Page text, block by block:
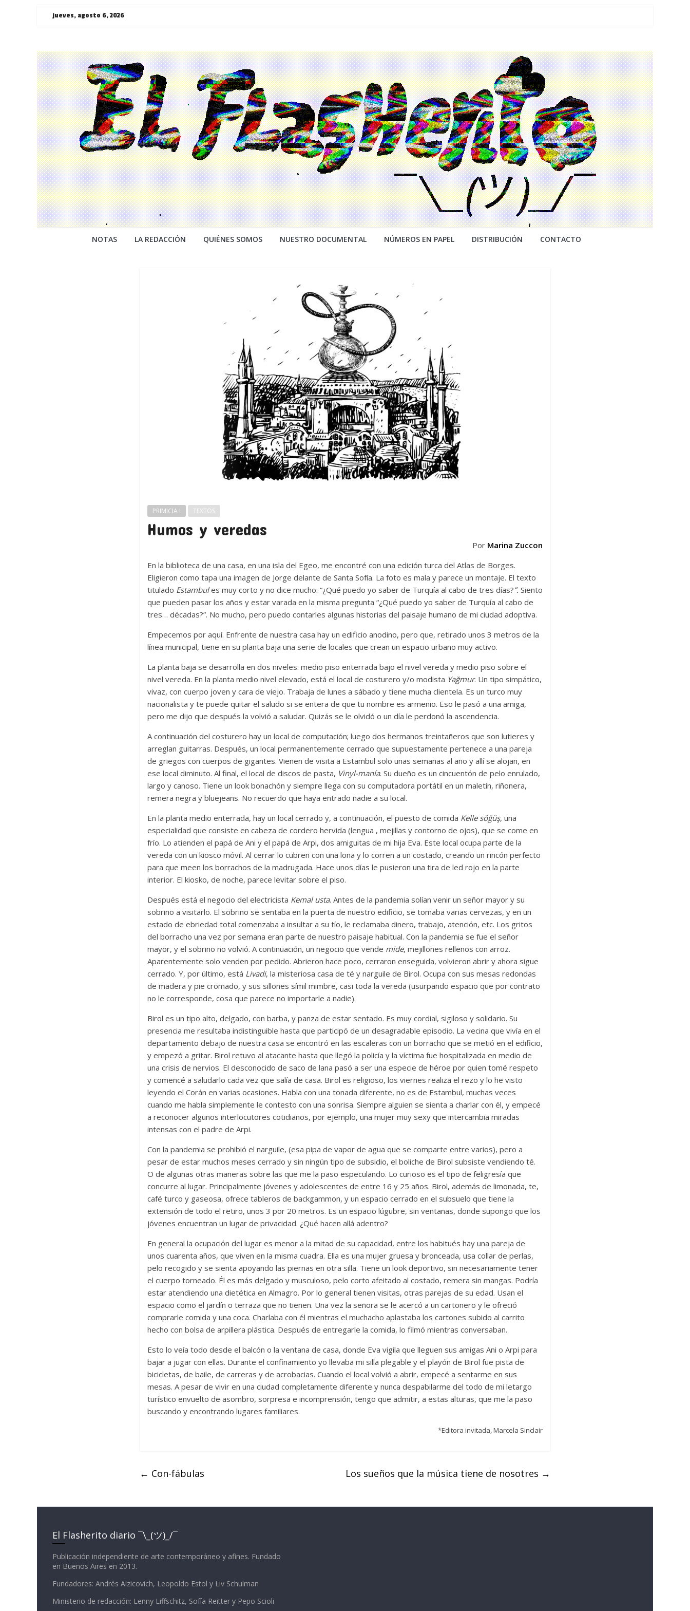
Saltarjueves, agosto 6, 2026
¯\_(ツ)_/
¯
NOTAS LA REDACCIÓN QUIÉNES SOMOS NUESTRO DOCUMENTAL NÚMEROS EN PAPEL DISTRIBUCIÓN CONTACTO
PRIMICIA ! TEXTOS
Humos y veredas
Por Marina Zuccon
En la biblioteca de una casa, en una isla del Egeo, me encontré con una edición turca del Atlas de Borges.
Eligieron como tapa una imagen de Jorge delante de Santa Sofía. La foto es mala y parece un montaje. El texto
titulado Estambules muy corto y no dice mucho: “¿Qué puedo yo saber de Turquía al cabo de tres días?”. Siento
que pueden pasar los años y estar varada en la misma pregunta “¿Qué puedo yo saber de Turquía al cabo de
tres… décadas?”. No mucho, pero puedo contarles algunas historias del paisaje humano de mi ciudad adoptiva.
Empecemos por aquí. Enfrente de nuestra casa hay un edificio anodino, pero que, retirado unos 3 metros de la
línea municipal, tiene en su planta baja una serie de locales que crean un espacio urbano muy activo.
La planta baja se desarrolla en dos niveles: medio piso enterrada bajo el nivel vereda y medio piso sobre el
nivel vereda. En la planta medio nivel elevado, está el local de costurero y/o modista Yağmur. Un tipo simpático,
vivaz, con cuerpo joven y cara de viejo. Trabaja de lunes a sábado y tiene mucha clientela. Es un turco muy
nacionalista y te puede quitar el saludo si se entera de que tu nombre es armenio. Eso le pasó a una amiga,
pero me dijo que después la volvió a saludar. Quizás se le olvidó o un día le perdonó la ascendencia.
A continuación del costurero hay un local de computación; luego dos hermanos treintañeros que son lutieres y
arreglan guitarras. Después, un local permanentemente cerrado que supuestamente pertenece a una pareja
de griegos con cuerpos de gigantes. Vienen de visita a Estambul solo unas semanas al año y allí se alojan, en
ese local diminuto. Al final, el local de discos de pasta, Vinyl-manía. Su dueño es un cincuentón de pelo enrulado,
largo y canoso. Tiene un look bonachón y siempre llega con su computadora portátil en un maletín, riñonera,
remera negra y bluejeans. No recuerdo que haya entrado nadie a su local.
En la planta medio enterrada, hay un local cerrado y, a continuación, el puesto de comida Kelle söğüş, una
especialidad que consiste en cabeza de cordero hervida (lengua , mejillas y contorno de ojos), que se come en
frío. Lo atienden el papá de Ani y el papá de Arpi, dos amiguitas de mi hija Eva. Este local ocupa parte de la
vereda con un kiosco móvil. Al cerrar lo cubren con una lona y lo corren a un costado, creando un rincón perfecto
para que meen los borrachos de la madrugada. Hace unos días le pusieron una tira de led rojo en la parte
interior. El kiosko, de noche, parece levitar sobre el piso.
Después está el negocio del electricista Kemal usta. Antes de la pandemia solían venir un señor mayor y su
sobrino a visitarlo. El sobrino se sentaba en la puerta de nuestro edificio, se tomaba varias cervezas, y en un
estado de ebriedad total comenzaba a insultar a su tío, le reclamaba dinero, trabajo, atención, etc. Los gritos
del borracho una vez por semana eran parte de nuestro paisaje habitual. Con la pandemia se fue el señor
mayor, y el sobrino no volvió. A continuación, un negocio que vende mide, mejillones rellenos con arroz.
Aparentemente solo venden por pedido. Abrieron hace poco, cerraron enseguida, volvieron abrir y ahora sigue
cerrado. Y, por último, está Livadi, la misteriosa casa de té y narguile de Birol. Ocupa con sus mesas redondas
de madera y pie cromado, y sus sillones símil mimbre, casi toda la vereda (usurpando espacio que por contrato
no le corresponde, cosa que parece no importarle a nadie).
Birol es un tipo alto, delgado, con barba, y panza de estar sentado. Es muy cordial, sigiloso y solidario. Su
presencia me resultaba indistinguible hasta que participó de un desagradable episodio. La vecina que vivía en el
departamento debajo de nuestra casa se encontró en las escaleras con un borracho que se metió en el edificio,
y empezó a gritar. Birol retuvo al atacante hasta que llegó la policía y la víctima fue hospitalizada en medio de
una crisis de nervios. El desconocido de saco de lana pasó a ser una especie de héroe por quien tomé respeto
y comencé a saludarlo cada vez que salía de casa. Birol es religioso, los viernes realiza el rezo y lo he visto
leyendo el Corán en varias ocasiones. Habla con una tonada diferente, no es de Estambul, muchas veces
cuando me habla simplemente le contesto con una sonrisa. Siempre alguien se sienta a charlar con él, y empecé
a reconocer algunos interlocutores cotidianos, por ejemplo, una mujer muy sexy que intercambia miradas
intensas con el padre de Arpi.
Con la pandemia se prohibió el narguile, (esa pipa de vapor de agua que se comparte entre varios), pero a
pesar de estar muchos meses cerrado y sin ningún tipo de subsidio, el boliche de Birol subsiste vendiendo té.
O de algunas otras maneras sobre las que me la paso especulando. Lo curioso es el tipo de feligresía que
concurre al lugar. Principalmente jóvenes y adolescentes de entre 16 y 25 años. Birol, además de limonada, te,
café turco y gaseosa, ofrece tableros de backgammon, y un espacio cerrado en el subsuelo que tiene la
extensión de todo el retiro, unos 3 por 20 metros. Es un espacio lúgubre, sin ventanas, donde supongo que los
jóvenes encuentran un lugar de privacidad. ¿Qué hacen allá adentro?
En general la ocupación del lugar es menor a la mitad de su capacidad, entre los habitués hay una pareja de
unos cuarenta años, que viven en la misma cuadra. Ella es una mujer gruesa y bronceada, usa collar de perlas,
pelo recogido y se sienta apoyando las piernas en otra silla. Tiene un look deportivo, sin necesariamente tener
el cuerpo torneado. Él es más delgado y musculoso, pelo corto afeitado al costado, remera sin mangas. Podría
estar atendiendo una dietética en Almagro. Por lo general tienen visitas, otras parejas de su edad. Usan el
espacio como el jardín o terraza que no tienen. Una vez la señora se le acercó a un cartonero y le ofreció
comprarle comida y una coca. Charlaba con él mientras el muchacho aplastaba los cartones subido al carrito
hecho con bolsa de arpillera plástica. Después de entregarle la comida, lo filmó mientras conversaban.
Esto lo veía todo desde el balcón o la ventana de casa, donde Eva vigila que lleguen sus amigas Ani o Arpi para
bajar a jugar con ellas. Durante el confinamiento yo llevaba mi silla plegable y el playón de Birol fue pista de
bicicletas, de baile, de carreras y de acrobacias. Cuando el local volvió a abrir, empecé a sentarme en sus
mesas. A pesar de vivir en una ciudad completamente diferente y nunca despabilarme del todo de mi letargo
turístico envuelto de asombro, sorpresa e incomprensión, tengo que admitir, a estas alturas, que me la paso
buscando y encontrando lugares familiares.
*Editora invitada, Marcela Sinclair
← Con-fábulas Los sueños que la música tiene de nosotres →
El Flasherito diario ¯\_(ツ)_/¯
Publicación independiente de arte contemporáneo y afines. Fundado
en Buenos Aires en 2013.
Fundadores: Andrés Aizicovich, Leopoldo Estol y Liv Schulman
Ministerio de redacción: Lenny Liffschitz, Sofía Reitter y Pepo Scioli